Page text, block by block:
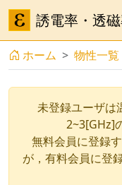
誘電率・透
ホーム 物性一覧
未登録ユーザ
2~3[GHz]
無料会員に登録
が，有料会員に登